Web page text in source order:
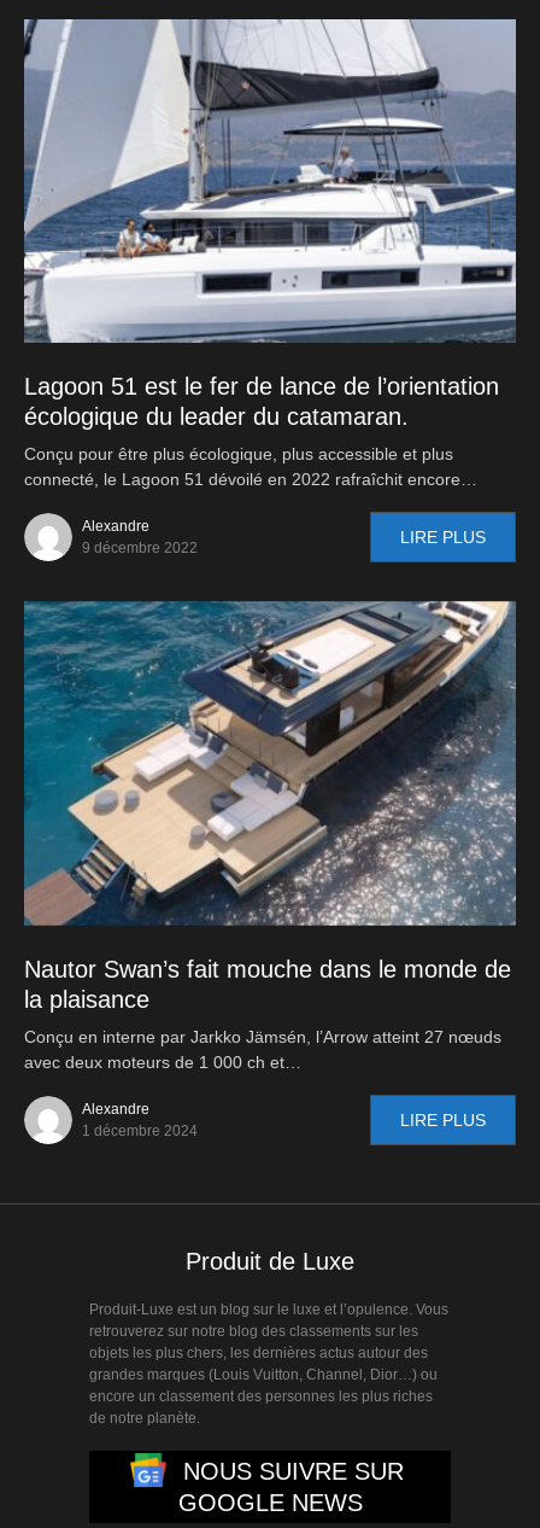
Lagoon 51 est le fer de lance de l’orientation
écologique du leader du catamaran.
Conçu pour être plus écologique, plus accessible et plus
connecté, le Lagoon 51 dévoilé en 2022 rafraîchit encore…
Alexandre
9 décembre 2022
LIRE PLUS
Nautor Swan’s fait mouche dans le monde de
la plaisance
Conçu en interne par Jarkko Jämsén, l’Arrow atteint 27 nœuds
avec deux moteurs de 1 000 ch et…
Alexandre
1 décembre 2024
LIRE PLUS
Produit de Luxe
Produit-Luxe est un blog sur le luxe et l’opulence. Vous
retrouverez sur notre blog des classements sur les
objets les plus chers, les dernières actus autour des
grandes marques (Louis Vuitton, Channel, Dior…) ou
encore un classement des personnes les plus riches
de notre planète.
NOUS SUIVRE SUR
GOOGLE NEWS